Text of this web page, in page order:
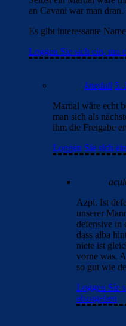
an Cavani war man
Es gibt interessante
Loggen Sie sich ein, um
knedull 5.
Martial wäre echt
man sich als
ihm die Freigabe
Loggen Sie sich
Azpi. Ist
unserer
defensive in
dass alba
niete ist
vorne was.
so gut wie
Loggen Sie
abzugeben